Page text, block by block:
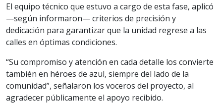
El equipo técnico que estuvo a cargo de esta fase, aplicó
—según informaron— criterios de precisión y
dedicación para garantizar que la unidad regrese a las
calles en óptimas condiciones.
“Su compromiso y atención en cada detalle los convierte
también en héroes de azul, siempre del lado de la
comunidad”, señalaron los voceros del proyecto, al
agradecer públicamente el apoyo recibido.